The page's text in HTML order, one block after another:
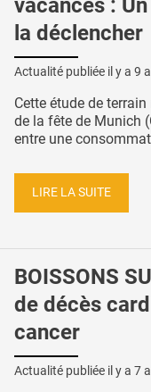
vacances :
la déclencher
Actualité publiée il y a 9
Cette étude de
de la fête de Munich
entre une
LIRE LA SUITE
BOISSONS
de décès
cancer
Actualité publiée il y a 7